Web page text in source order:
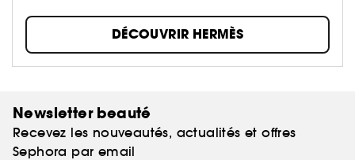
DÉCOUVRIR HERMÈS
Newsletter beauté
Recevez les nouveautés, actualités et offres
Sephora par email